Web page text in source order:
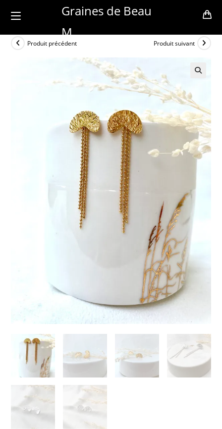
Graines de Beau
M
Produit précédent Produit suivant